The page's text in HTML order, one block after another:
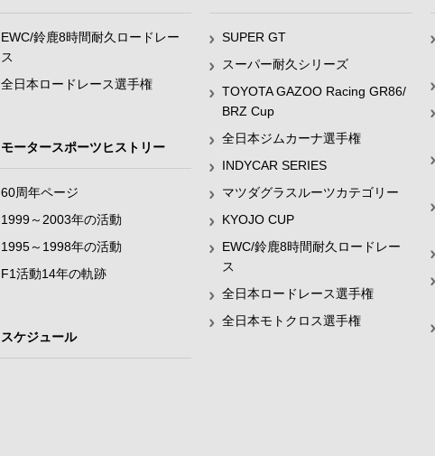
EWC/鈴鹿8時間耐久ロードレー
ス
全日本ロードレース選手権
SUPER GT
スーパー耐久シリーズ
TOYOTA GAZOO Racing GR86/
BRZ Cup
全日本ジムカーナ選手権
INDYCAR SERIES
マツダグラスルーツカテゴリー
KYOJO CUP
EWC/鈴鹿8時間耐久ロードレー
ス
全日本ロードレース選手権
全日本モトクロス選手権
モータースポーツヒストリー
60周年ページ
1999～2003年の活動
1995～1998年の活動
F1活動14年の軌跡
スケジュール